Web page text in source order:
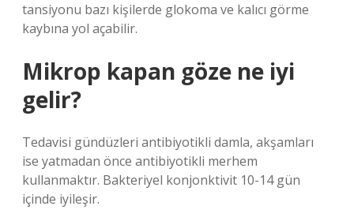
tansiyonu bazı kişilerde glokoma ve kalıcı görme
kaybına yol açabilir.
Mikrop kapan göze ne iyi
gelir?
Tedavisi gündüzleri antibiyotikli damla, akşamları
ise yatmadan önce antibiyotikli merhem
kullanmaktır. Bakteriyel konjonktivit 10-14 gün
içinde iyileşir.